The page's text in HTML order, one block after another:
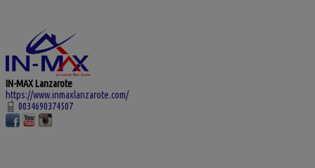
IN-MAX Lanzarote
https://www.inmaxlanzarote.com/
0034690374507